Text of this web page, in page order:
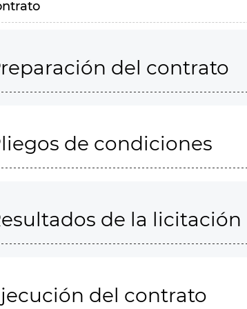
del contrato
de condiciones
de la licitación
del contrato